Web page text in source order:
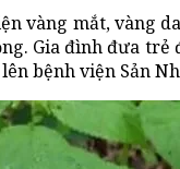
vàng mắt, vàng
Gia đình đưa
bệnh viện Sản